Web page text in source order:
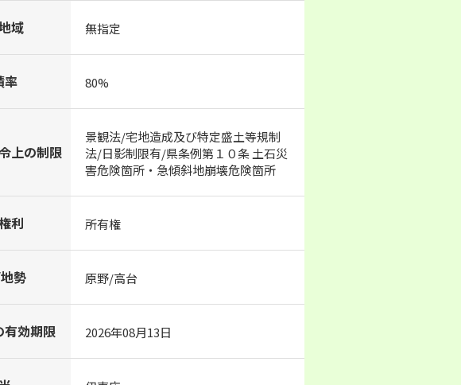
域 無指定
率 80%
上の制限
景観法/宅地造成及び特定盛土等規制
法/日影制限有/県条例第１０条 土石災
害危険箇所・急傾斜地崩壊危険箇所
利 所有権
勢 原野/高台
有効期限 2026年08月13日